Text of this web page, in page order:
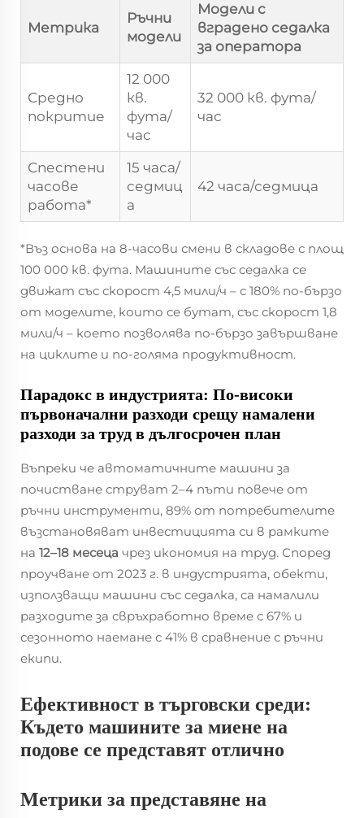
Метрика
Ръчни
модели
Модели с
вградено седалка
за оператора
Средно
покритие
12 000
кв.
фута/
час
32 000 кв. фута/
час
Спестени
часове
работа*
15 часа/
седмиц
а
42 часа/седмица
*Въз основа на 8-часови смени в складове с площ
100 000 кв. фута. Машините със седалка се
движат със скорост 4,5 мили/ч – с 180% по-бързо
от моделите, които се бутат, със скорост 1,8
мили/ч – което позволява по-бързо завършване
на циклите и по-голяма продуктивност.
Парадокс в индустрията: По-високи
първоначални разходи срещу намалени
разходи за труд в дългосрочен план
Въпреки че автоматичните машини за
почистване струват 2–4 пъти повече от
ръчни инструменти, 89% от потребителите
възстановяват инвестицията си в рамките
на 12–18 месеца чрез икономия на труд. Според
проучване от 2023 г. в индустрията, обекти,
използващи машини със седалка, са намалили
разходите за свръхработно време с 67% и
сезонното наемане с 41% в сравнение с ръчни
екипи.
Ефективност в търговски среди:
Където машините за миене на
подове се представят отлично
Метрики за представяне на